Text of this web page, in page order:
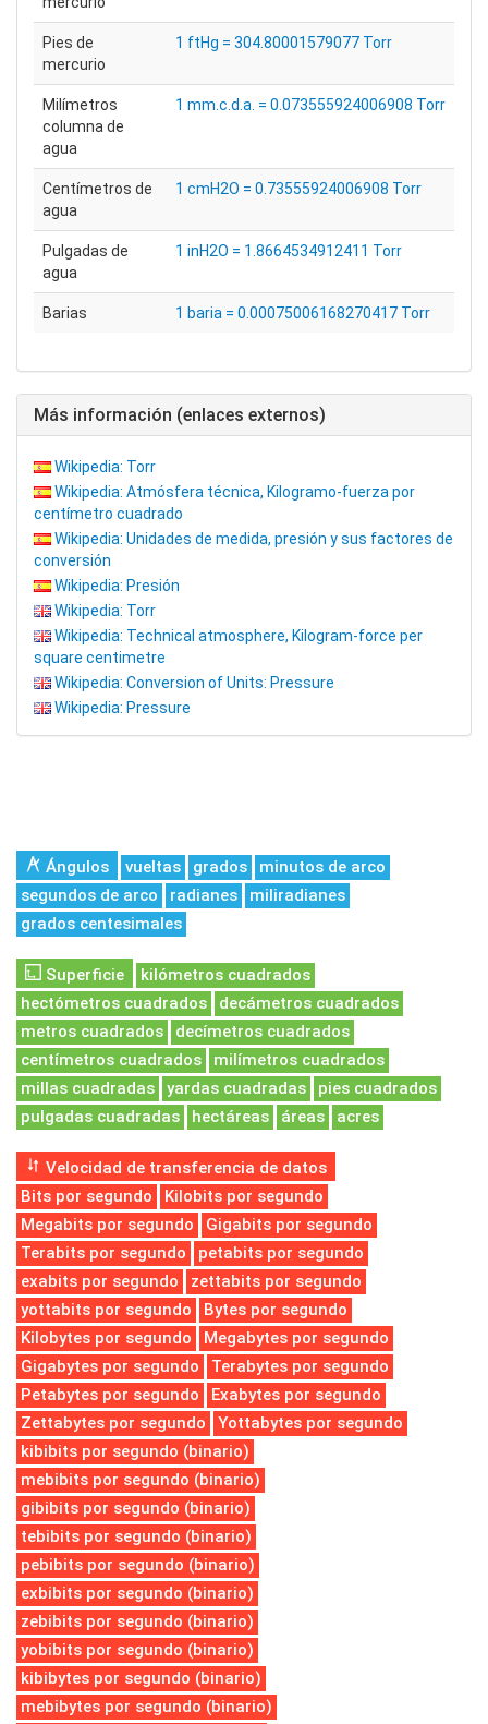
Pies de
mercurio
1 ftHg = 304.80001579077 Torr
Milímetros
columna de
agua
1 mm.c.d.a. = 0.073555924006908 Torr
Centímetros de
agua
1 cmH2O = 0.73555924006908 Torr
Pulgadas de
agua
1 inH2O = 1.8664534912411 Torr
Barias 1 baria = 0.00075006168270417 Torr
Más información (enlaces externos)
Wikipedia: Torr
Wikipedia: Atmósfera técnica, Kilogramo-fuerza por
centímetro cuadrado
Wikipedia: Unidades de medida, presión y sus factores de
conversión
Wikipedia: Presión
Wikipedia: Torr
Wikipedia: Technical atmosphere, Kilogram-force per
square centimetre
Wikipedia: Conversion of Units: Pressure
Wikipedia: Pressure
Ángulos vueltas grados
minutos de arco
segundos de arco
radianes
miliradianes
grados centesimales
Superficie
kilómetros cuadrados
hectómetros cuadrados
decámetros cuadrados
metros cuadrados
decímetros cuadrados
centímetros cuadrados
milímetros cuadrados
millas cuadradas
yardas cuadradas
pies cuadrados
pulgadas cuadradas
hectáreas áreas acres
Velocidad de transferencia de datos
Bits por segundo
Kilobits por segundo
Megabits por segundo
Gigabits por segundo
Terabits por segundo
petabits por segundo
exabits por segundo
zettabits por segundo
yottabits por segundo
Bytes por segundo
Kilobytes por segundo
Megabytes por segundo
Gigabytes por segundo
Terabytes por segundo
Petabytes por segundo
Exabytes por segundo
Zettabytes por segundo
Yottabytes por segundo
kibibits por segundo (binario)
mebibits por segundo (binario)
gibibits por segundo (binario)
tebibits por segundo (binario)
pebibits por segundo (binario)
exbibits por segundo (binario)
zebibits por segundo (binario)
yobibits por segundo (binario)
kibibytes por segundo (binario)
mebibytes por segundo (binario)